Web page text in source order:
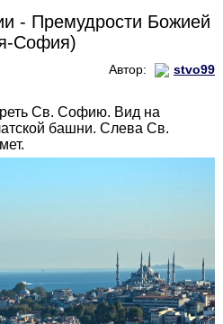
- Премудрости Божией
София)
Автор: stvo99
Св. Софию. Вид на
башни. Слева Св.